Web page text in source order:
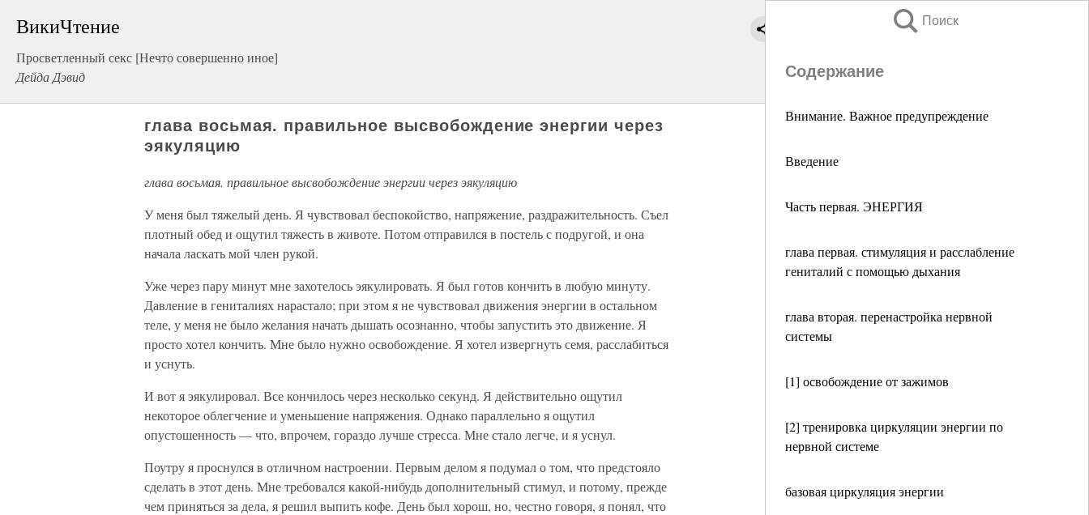
ВикиЧтение
Просветленный секс [Нечто совершенно иное]
Дейда Дэвид
Поиск
Содержание
Внимание. Важное предупреждение
Введение
Часть первая. ЭНЕРГИЯ
глава первая. стимуляция и расслабление
гениталий с помощью дыхания
глава вторая. перенастройка нервной
системы
[1] освобождение от зажимов
[2] тренировка циркуляции энергии по
нервной системе
базовая циркуляция энергии
глава восьмая. правильное высвобождение энергии через
эякуляцию
глава восьмая. правильное высвобождение энергии через эякуляцию
У меня был тяжелый день. Я чувствовал беспокойство, напряжение, раздражительность. Съел
плотный обед и ощутил тяжесть в животе. Потом отправился в постель с подругой, и она
начала ласкать мой член рукой.
Уже через пару минут мне захотелось эякулировать. Я был готов кончить в любую минуту.
Давление в гениталиях нарастало; при этом я не чувствовал движения энергии в остальном
теле, у меня не было желания начать дышать осознанно, чтобы запустить это движение. Я
просто хотел кончить. Мне было нужно освобождение. Я хотел извергнуть семя, расслабиться
и уснуть.
И вот я эякулировал. Все кончилось через несколько секунд. Я действительно ощутил
некоторое облегчение и уменьшение напряжения. Однако параллельно я ощутил
опустошенность — что, впрочем, гораздо лучше стресса. Мне стало легче, и я уснул.
Поутру я проснулся в отличном настроении. Первым делом я подумал о том, что предстояло
сделать в этот день. Мне требовался какой-нибудь дополнительный стимул, и потому, прежде
чем приняться за дела, я решил выпить кофе. День был хорош, но, честно говоря, я понял, что